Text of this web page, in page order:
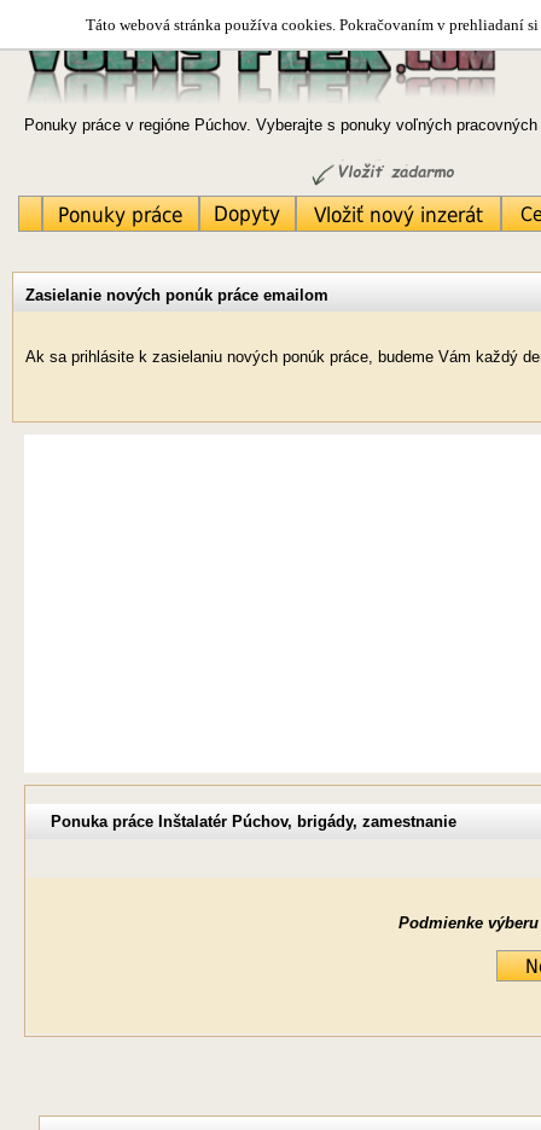
Táto webová stránka používa cookies. Pokračovaním v prehliadaní
Ponuky práce v regióne Púchov. Vyberajte s ponuky voľných
Zasielanie nových ponúk práce emailom
Ak sa prihlásite k zasielaniu nových ponúk práce, budeme Vám každý
Ponuka práce Inštalatér Púchov, brigády, zamestnanie
Podmienke výberu